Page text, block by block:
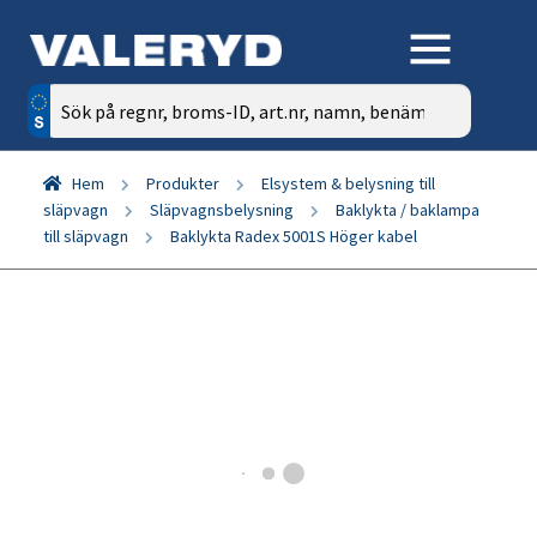
Sök
efter:
Hem Produkter
Elsystem & belysning till
släpvagn
Släpvagnsbelysning
Baklykta / baklampa
till släpvagn
Baklykta Radex 5001S Höger kabel